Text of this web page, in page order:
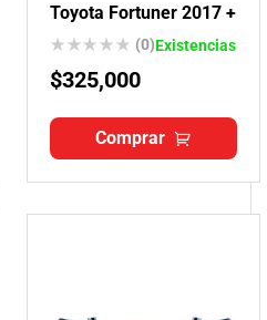
Toyota Fortuner 2017 +
(0)Existencias
$325,000
Comprar